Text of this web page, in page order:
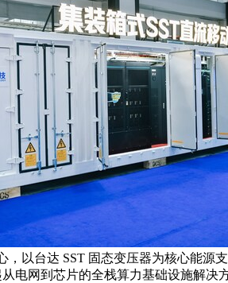
以台达 SST 固态变压器为核心能源
从电网到芯片的全栈算力基础设施解决方